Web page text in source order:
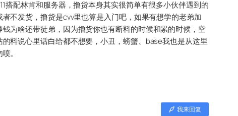
配林肯和服务器，撸货本身其实很简单有很多小伙伴遇到的
不发货，撸货是cvv里也算是入门吧，如果有想学的老弟加
为啥还带徒弟，因为撸货你也有断料的时候和累的时候，空
料说心里话白给都不想要，小丑，螃蟹、base我也是从这里
。
我来回复